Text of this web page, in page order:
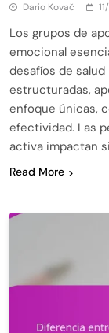
Dario Kovač
Los grupos de
emocional
desafíos de
estructuradas,
enfoque únicas,
efectividad. Las
activa impactan
Read More